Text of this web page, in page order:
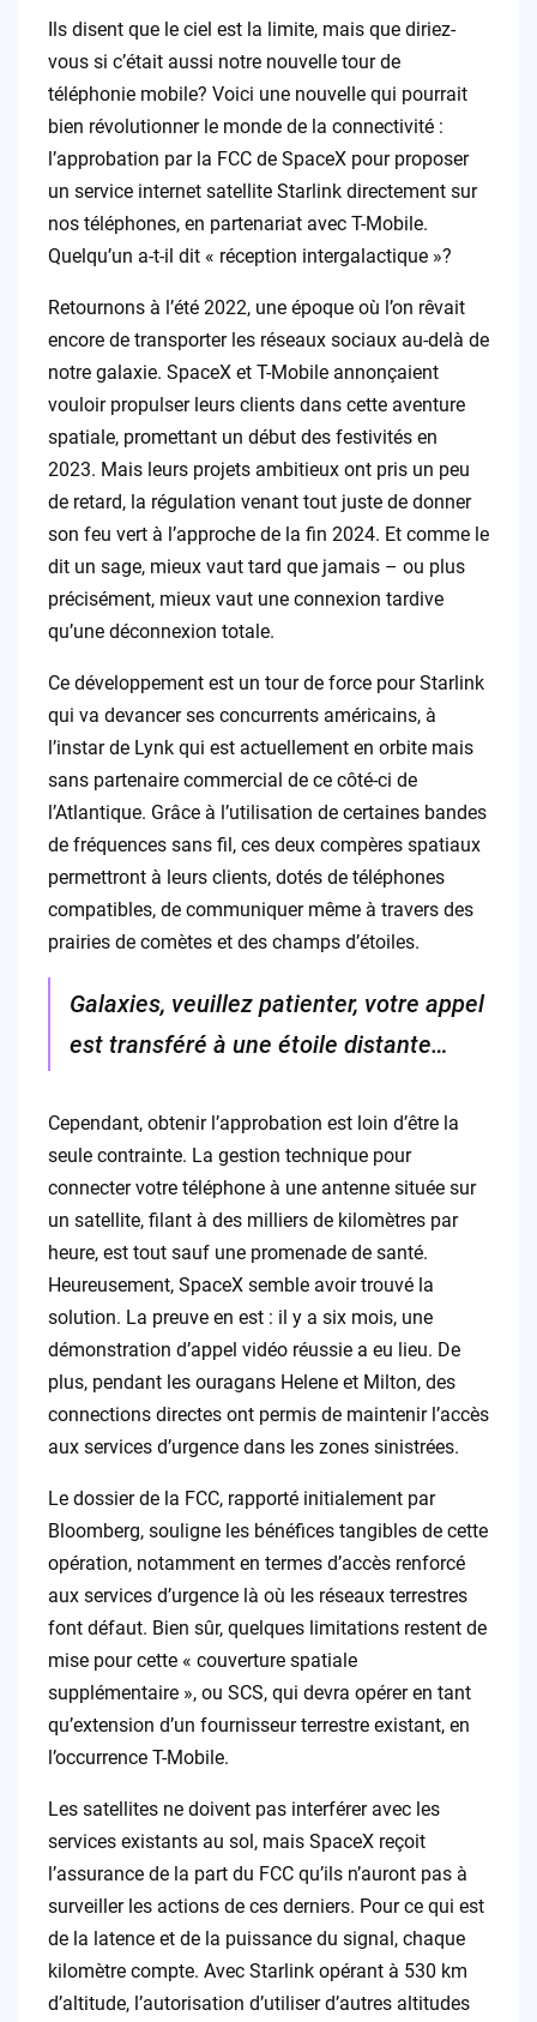
Ils disent que le ciel est la limite, mais que diriez-
vous si c’était aussi notre nouvelle tour de
téléphonie mobile? Voici une nouvelle qui pourrait
bien révolutionner le monde de la connectivité :
l’approbation par la FCC de SpaceX pour proposer
un service internet satellite Starlink directement sur
nos téléphones, en partenariat avec T-Mobile.
Quelqu’un a-t-il dit « réception intergalactique »?
Retournons à l’été 2022, une époque où l’on rêvait
encore de transporter les réseaux sociaux au-delà de
notre galaxie. SpaceX et T-Mobile annonçaient
vouloir propulser leurs clients dans cette aventure
spatiale, promettant un début des festivités en
2023. Mais leurs projets ambitieux ont pris un peu
de retard, la régulation venant tout juste de donner
son feu vert à l’approche de la fin 2024. Et comme le
dit un sage, mieux vaut tard que jamais – ou plus
précisément, mieux vaut une connexion tardive
qu’une déconnexion totale.
Ce développement est un tour de force pour Starlink
qui va devancer ses concurrents américains, à
l’instar de Lynk qui est actuellement en orbite mais
sans partenaire commercial de ce côté-ci de
l’Atlantique. Grâce à l’utilisation de certaines bandes
de fréquences sans fil, ces deux compères spatiaux
permettront à leurs clients, dotés de téléphones
compatibles, de communiquer même à travers des
prairies de comètes et des champs d’étoiles.
Galaxies, veuillez patienter, votre appel
est transféré à une étoile distante…
Cependant, obtenir l’approbation est loin d’être la
seule contrainte. La gestion technique pour
connecter votre téléphone à une antenne située sur
un satellite, filant à des milliers de kilomètres par
heure, est tout sauf une promenade de santé.
Heureusement, SpaceX semble avoir trouvé la
solution. La preuve en est : il y a six mois, une
démonstration d’appel vidéo réussie a eu lieu. De
plus, pendant les ouragans Helene et Milton, des
connections directes ont permis de maintenir l’accès
aux services d’urgence dans les zones sinistrées.
Le dossier de la FCC, rapporté initialement par
Bloomberg, souligne les bénéfices tangibles de cette
opération, notamment en termes d’accès renforcé
aux services d’urgence là où les réseaux terrestres
font défaut. Bien sûr, quelques limitations restent de
mise pour cette « couverture spatiale
supplémentaire », ou SCS, qui devra opérer en tant
qu’extension d’un fournisseur terrestre existant, en
l’occurrence T-Mobile.
Les satellites ne doivent pas interférer avec les
services existants au sol, mais SpaceX reçoit
l’assurance de la part du FCC qu’ils n’auront pas à
surveiller les actions de ces derniers. Pour ce qui est
de la latence et de la puissance du signal, chaque
kilomètre compte. Avec Starlink opérant à 530 km
d’altitude, l’autorisation d’utiliser d’autres altitudes